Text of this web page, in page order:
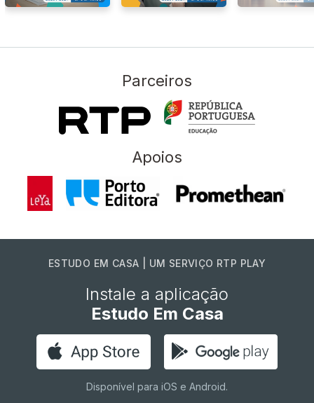
Parceiros
Apoios
ESTUDO EM CASA | UM SERVIÇO RTP PLAY
Instale a aplicação
Estudo Em Casa
Disponível para iOS e Android.